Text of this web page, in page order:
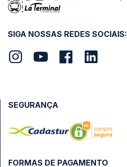
SIGA NOSSAS REDES SOCIAIS:
FORMAS DE PAGAMENTO
SEGURANÇA